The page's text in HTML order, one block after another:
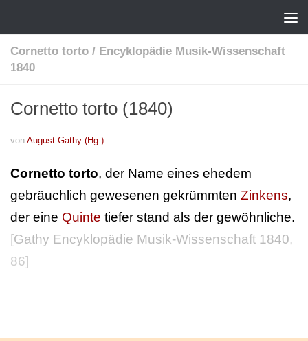
Cornetto torto / Encyklopädie Musik-Wissenschaft
1840
Cornetto torto (1840)
von August Gathy (Hg.)
Cornetto torto, der Name eines ehedem
gebräuchlich gewesenen gekrümmten Zinkens,
der eine Quinte tiefer stand als der gewöhnliche.
[Gathy Encyklopädie Musik-Wissenschaft 1840,
86]